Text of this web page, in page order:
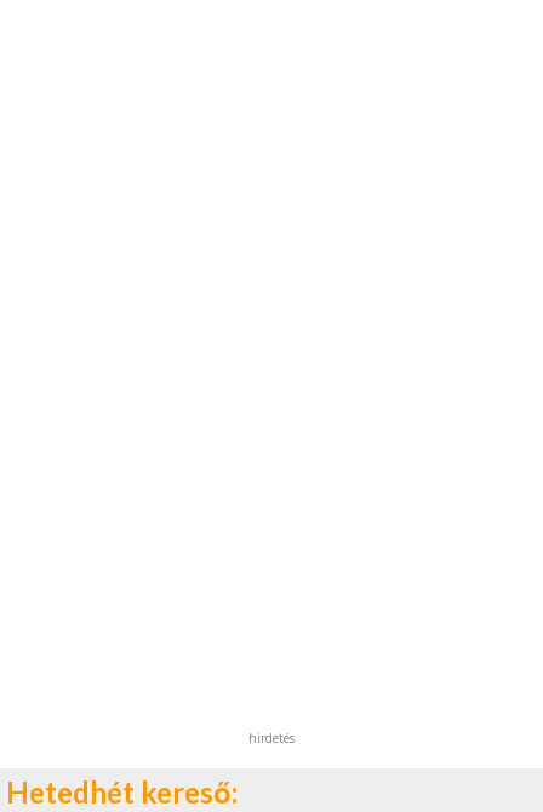
hirdetés
Hetedhét kereső: